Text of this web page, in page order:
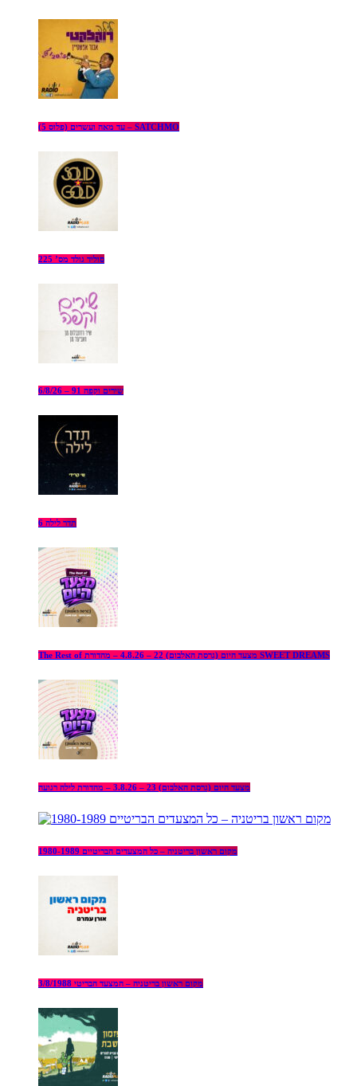
עד מאה ועשרים (פלוס 5) – SATCHMO
סוליד גולד מס’ 225
שירים וקפה 91 – 6/8/26
תדר לילה 6
The Rest of מצעד היום (גרסת האלבום) 22 – 4.8.26 – מהדורת SWEET DREAMS
מצעד היום (גרסת האלבום) 23 – 3.8.26 – מהדורת לילה רגועה
מקום ראשון בריטניה – כל המצעדים הבריטיים 1980-1989
מקום ראשון בריטניה – המצעד הבריטי 3/8/1988